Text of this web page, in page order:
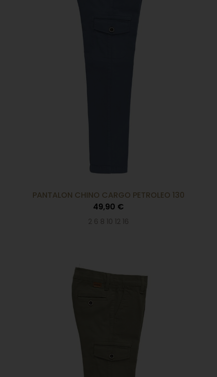
PANTALON CHINO CARGO PETROLEO 130
49,90 €
2 6 8 10 12 16